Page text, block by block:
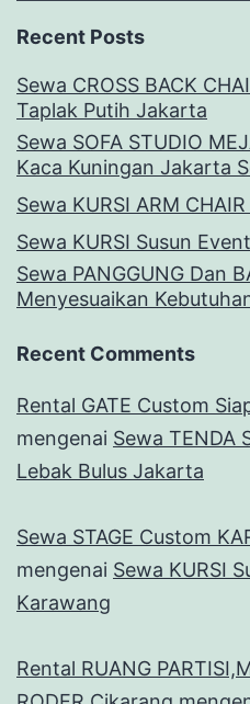
Recent Posts
Sewa CROSS BACK
Taplak Putih Jakarta
Sewa SOFA STUDIO
Kaca Kuningan Jakarta
Sewa KURSI ARM
Sewa KURSI Susun
Sewa PANGGUNG Dan
Menyesuaikan
Recent Comments
Rental GATE Custom
mengenai Sewa TENDA
Lebak Bulus Jakarta
Sewa STAGE Custom
mengenai Sewa KURSI
Karawang
Rental RUANG